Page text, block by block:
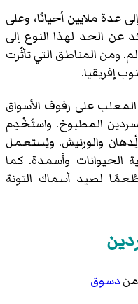
عدة ملايين أحيانًا، وعلى
عن الحد لهذا النوع إلى
ومن المناطق التي تأثّرت
إفريقيا.
على رفوف الأسواق
المطبوخ. واستُخْدِم
والورنيش. ويُستعمل
الحيوانات وأسمدة. كما
لصيد أسماك التونة
دسوق